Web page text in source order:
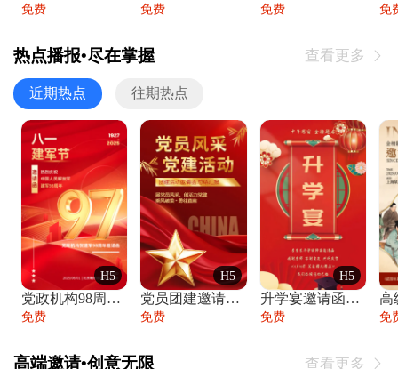
免费 免费 免费 免
热点播报•尽在掌握 查看更多 
近期热点 往期热点
H5
党政机构98周年八一建军节庆祝晚会活动邀
免费
H5
党员团建邀请函党建活动风采党会工作汇报总
免费
H5
升学宴邀请函喜报金榜题名高端谢师宴邀请函
免费 免
高端邀请•创意无限 查看更多 